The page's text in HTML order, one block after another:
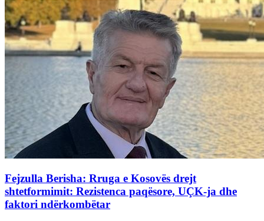
Fejzulla Berisha: Rruga e Kosovës drejt
shtetformimit: Rezistenca paqësore, UÇK-ja dhe
faktori ndërkombëtar